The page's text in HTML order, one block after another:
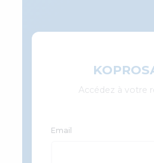
Accédez à votre
Email